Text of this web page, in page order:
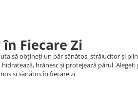
Fiecare Zi
să obțineți un păr sănătos, strălucitor și
hrănesc și protejează părul. Alegeți
și sănătos în fiecare zi.